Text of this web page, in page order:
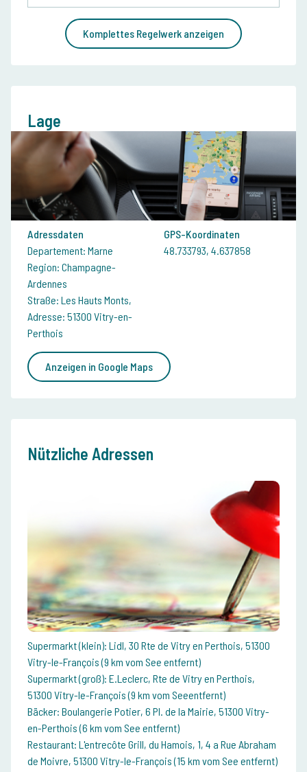
Komplettes Regelwerk anzeigen
Lage
Adressdaten
Departement: Marne
Region: Champagne-
Ardennes
Straße: Les Hauts Monts,
Adresse: 51300 Vitry-en-
Perthois
GPS-Koordinaten
48.733793, 4.637858
Anzeigen in Google Maps
Nützliche Adressen
Supermarkt (klein): Lidl, 30 Rte de Vitry en Perthois, 51300
Vitry-le-François (9 km vom See entfernt)
Supermarkt (groß): E.Leclerc, Rte de Vitry en Perthois,
51300 Vitry-le-François (9 km vom Seeentfernt)
Bäcker: Boulangerie Potier, 6 Pl. de la Mairie, 51300 Vitry-
en-Perthois (6 km vom See entfernt)
Restaurant: L'entrecôte Grill, du Hamois, 1, 4 a Rue Abraham
de Moivre, 51300 Vitry-le-François (15 km vom See entfernt)